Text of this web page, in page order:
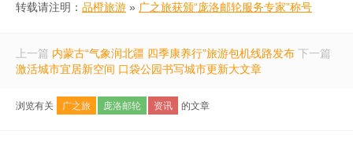
转载请注明： 品橙旅游 » 广之旅获颁“庞洛邮轮服务专家”称号
上一篇 内蒙古“气象润北疆 四季康养行”旅游包机线路发布 下一篇
激活城市宜居新空间 口袋公园书写城市更新大文章
浏览有关 广之旅 庞洛邮轮 资讯 的文章